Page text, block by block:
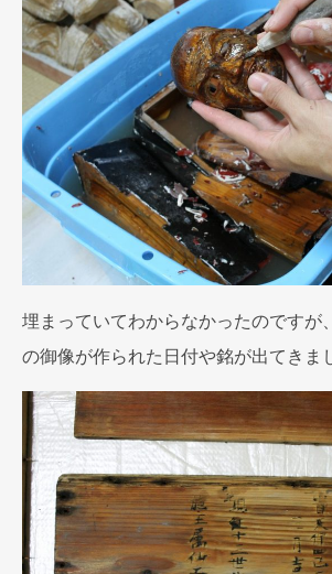
埋まっていてわからなかったのですが
の御像が作られた日付や銘が出てきま